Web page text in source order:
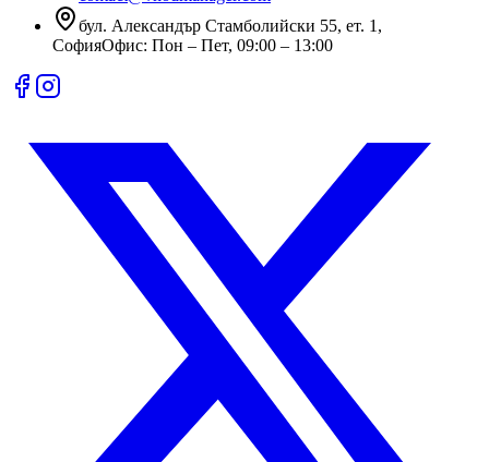
бул. Александър Стамболийски 55, ет. 1 ,
СофияОфис: Пон – Пет, 09:00 – 13:00